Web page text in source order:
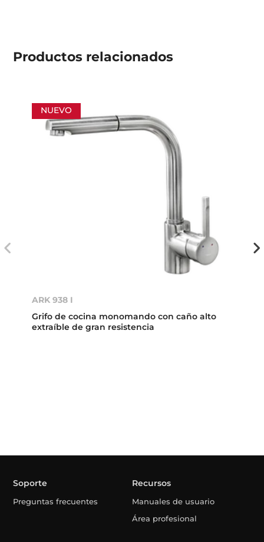
Productos relacionados
NUEVO
ARK 938 I
Grifo de cocina monomando con caño alto
extraíble de gran resistencia
Soporte
Preguntas frecuentes
Recursos
Manuales de usuario
Área profesional